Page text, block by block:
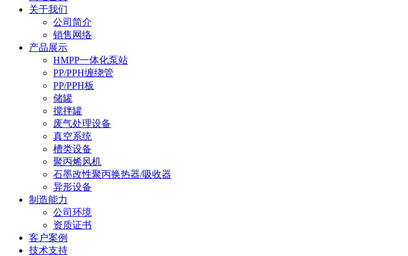
关于我们
公司简介
销售网络
产品展示
HMPP一体化泵站
PP/PPH缠绕管
PP/PPH板
储罐
搅拌罐
废气处理设备
真空系统
槽类设备
聚丙烯风机
石墨改性聚丙换热器/吸收器
异形设备
制造能力
公司环境
资质证书
客户案例
技术支持